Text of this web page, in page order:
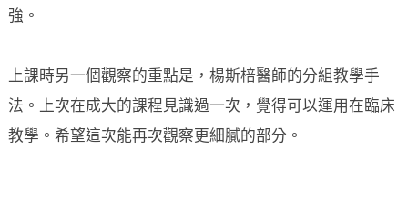
強。
上課時另一個觀察的重點是，楊斯棓醫師的分組教學手
法。上次在成大的課程見識過一次，覺得可以運用在臨床
教學。希望這次能再次觀察更細膩的部分。